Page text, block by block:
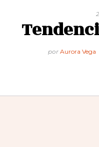
por Aurora Vega